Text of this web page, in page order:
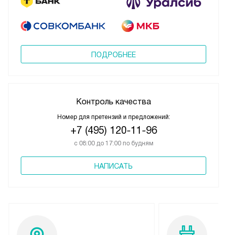
ПОДРОБНЕЕ
Контроль качества
Номер для претензий и предложений:
+7 (495) 120-11-96
с 08:00 до 17:00 по будням
НАПИСАТЬ